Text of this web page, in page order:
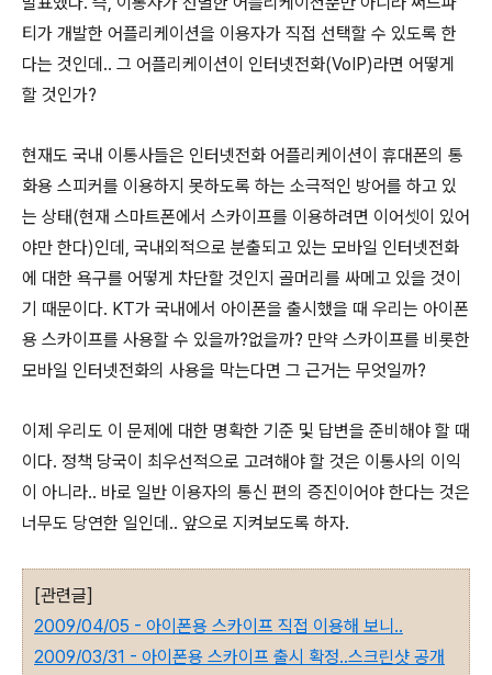
티가 개발한 어플리케이션을 이용자가 직접 선택할 수 있도록 한
다는 것인데.. 그 어플리케이션이 인터넷전화(VoIP)라면 어떻게
할 것인가?
현재도 국내 이통사들은 인터넷전화 어플리케이션이 휴대폰의 통
화용 스피커를 이용하지 못하도록 하는 소극적인 방어를 하고 있
는 상태(현재 스마트폰에서 스카이프를 이용하려면 이어셋이 있어
야만 한다)인데, 국내외적으로 분출되고 있는 모바일 인터넷전화
에 대한 욕구를 어떻게 차단할 것인지 골머리를 싸메고 있을 것이
기 때문이다. KT가 국내에서 아이폰을 출시했을 때 우리는 아이폰
용 스카이프를 사용할 수 있을까?없을까? 만약 스카이프를 비롯한
모바일 인터넷전화의 사용을 막는다면 그 근거는 무엇일까?
이제 우리도 이 문제에 대한 명확한 기준 및 답변을 준비해야 할 때
이다. 정책 당국이 최우선적으로 고려해야 할 것은 이통사의 이익
이 아니라.. 바로 일반 이용자의 통신 편의 증진이어야 한다는 것은
너무도 당연한 일인데.. 앞으로 지켜보도록 하자.
[관련글]
2009/04/05 - 아이폰용 스카이프 직접 이용해 보니..
2009/03/31 - 아이폰용 스카이프 출시 확정..스크린샷 공개